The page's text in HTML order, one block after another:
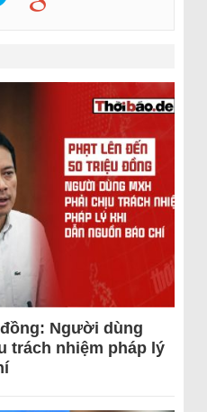
Người dùng
trách nhiệm pháp lý